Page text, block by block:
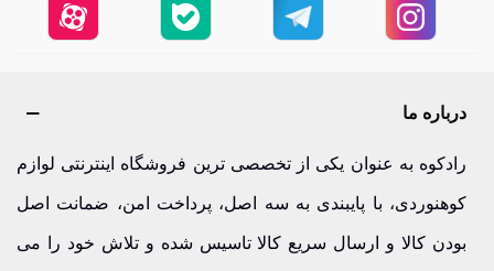
درباره ما
رادکوه به عنوان یکی از تخصصی ترین فروشگاه اینترنتی لوازم
کوهنوردی، با پایبندی به سه اصل، پرداخت امن، ضمانت اصل
بودن کالا و ارسال سریع کالا تاسیس شده و تلاش خود را می